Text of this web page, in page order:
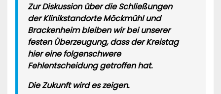
Zur Diskussion über dieSchließungen
der Klinikstandorte Möckmühl und
Brackenheim bleiben wir bei unserer
festen Überzeugung, dass der Kreistag
hier eine folgenschwere
Fehlentscheidung getroffen hat.
Die Zukunft wird es zeigen.